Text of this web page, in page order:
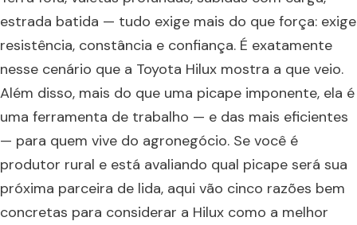
estrada batida — tudo exige mais do que força: exige
resistência, constância e confiança. É exatamente
nesse cenário que a Toyota Hilux mostra a que veio.
Além disso, mais do que uma picape imponente, ela é
uma ferramenta de trabalho — e das mais eficientes
— para quem vive do agronegócio. Se você é
produtor rural e está avaliando qual picape será sua
próxima parceira de lida, aqui vão cinco razões bem
concretas para considerar a Hilux como a melhor